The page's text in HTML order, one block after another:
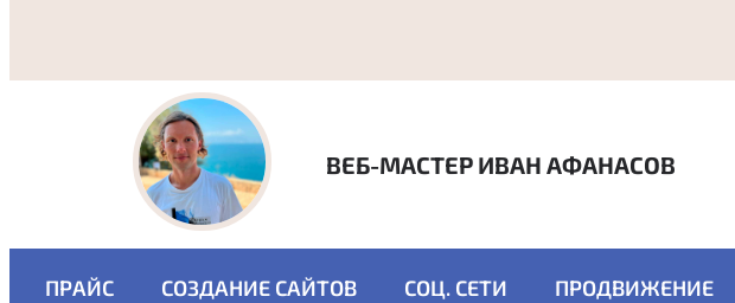
ВЕБ-МАСТЕР ИВАН АФАНАСОВ
ПРАЙС СОЗДАНИЕ САЙТОВ СОЦ. СЕТИ ПРОДВИЖЕНИЕ